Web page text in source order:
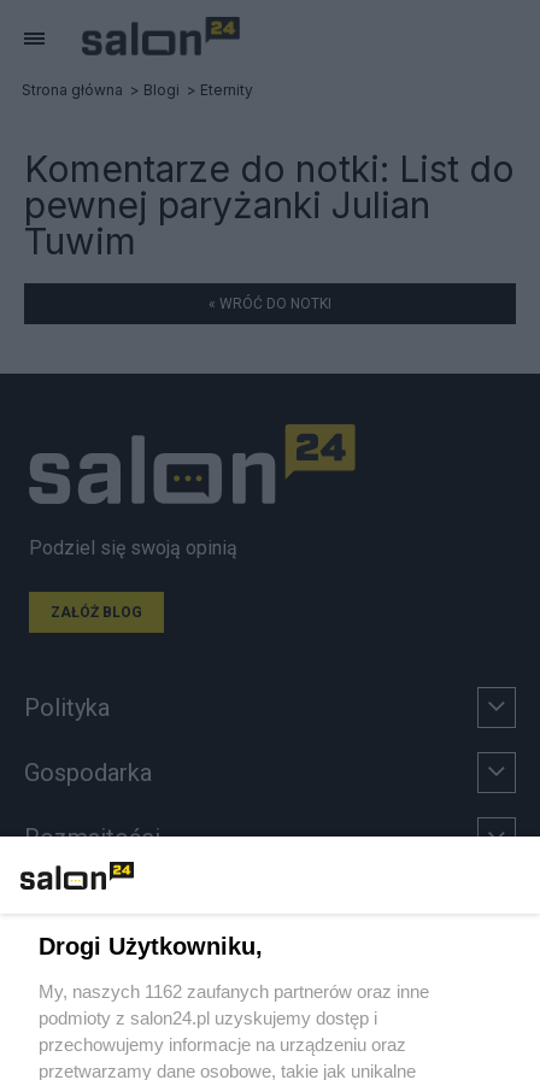
Strona główna Blogi Eternity
Komentarze do notki: List do
pewnej paryżanki Julian
Tuwim
« WRÓĆ DO NOTKI
Podziel się swoją opinią
ZAŁÓŻ BLOG
Polityka
Gospodarka
Rozmaitości
Sport
Społeczeństwo
Drogi Użytkowniku,
My, naszych 1162 zaufanych partnerów oraz inne
podmioty z salon24.pl uzyskujemy dostęp i
przechowujemy informacje na urządzeniu oraz
przetwarzamy dane osobowe, takie jak unikalne